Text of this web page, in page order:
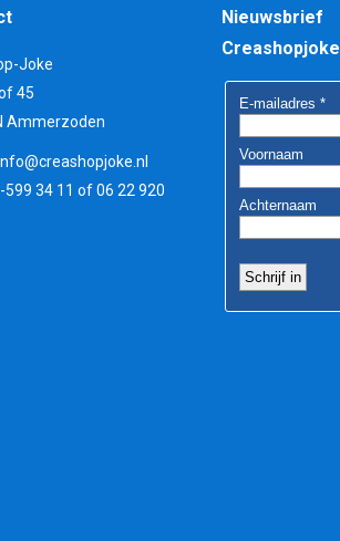
Joke
45
Ammerzoden
599 34 11 of 06 22 920
Nieuwsbrief
Creashopjoke